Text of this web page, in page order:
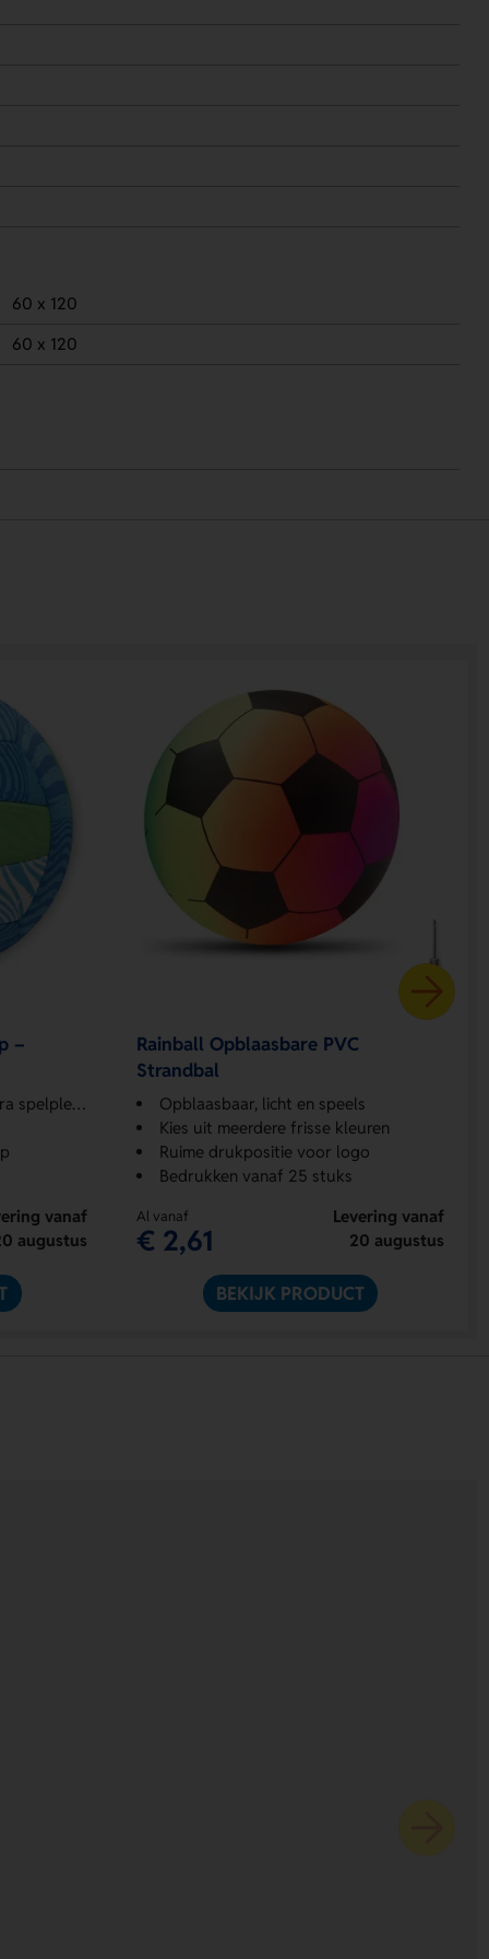
60 x 120
60 x 120
–
vanaf
augustus
Rainball Opblaasbare PVC
Strandbal
Opblaasbaar, licht en speels
Kies uit meerdere frisse kleuren
Ruime drukpositie voor logo
Bedrukken vanaf 25 stuks
Al vanaf
€ 2,61
Levering vanaf
20 augustus
BEKIJK PRODUCT